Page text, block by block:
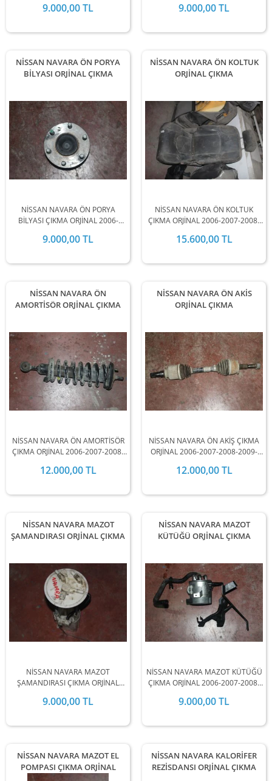
2015-2016-2017-2018-2019
STOKLARIMIZDA MEVCUTTUR.
9.000,00 TL
2014-2015-2016-2017-2018-2019
STOKLARIMIZDA MEVCUTTUR.
9.000,00 TL
NİSSAN NAVARA ÖN PORYA
BİLYASI ORJİNAL ÇIKMA
NİSSAN NAVARA ÖN PORYA
BİLYASI ÇIKMA ORJİNAL 2006-
2013-2014-2015-2016-2017-2018-
STOKLARIMIZDA MEVCUTTUR.
9.000,00 TL
NİSSAN NAVARA ÖN KOLTUK
ORJİNAL ÇIKMA
NİSSAN NAVARA ÖN KOLTUK
ÇIKMA ORJİNAL 2006-2007-2008-
2015-2016-2017-2018-2019
STOKLARIMIZDA MEVCUTTUR.
15.600,00 TL
NİSSAN NAVARA ÖN
AMORTİSÖR ORJİNAL ÇIKMA
NİSSAN NAVARA ÖN AMORTİSÖR
ÇIKMA ORJİNAL 2006-2007-2008-
2015-2016-2017-2018-2019
STOKLARIMIZDA MEVCUTTUR.
12.000,00 TL
NİSSAN NAVARA ÖN AKİS
ORJİNAL ÇIKMA
NİSSAN NAVARA ÖN AKİŞ ÇIKMA
ORJİNAL 2006-2007-2008-2009-
2016-2017-2018-2019 MODEL
MEVCUTTUR.
12.000,00 TL
NİSSAN NAVARA MAZOT
ŞAMANDIRASI ORJİNAL ÇIKMA
NİSSAN NAVARA MAZOT
ŞAMANDIRASI ÇIKMA ORJİNAL
2012-2013-2014-2015-2016-2017-
STOKLARIMIZDA MEVCUTTUR.
9.000,00 TL
NİSSAN NAVARA MAZOT
KÜTÜĞÜ ORJİNAL ÇIKMA
NİSSAN NAVARA MAZOT KÜTÜĞÜ
ÇIKMA ORJİNAL 2006-2007-2008-
2015-2016-2017-2018-2019
STOKLARIMIZDA MEVCUTTUR.
9.000,00 TL
NİSSAN NAVARA MAZOT EL
POMPASI ÇIKMA ORJİNAL
NİSSAN NAVARA KALORİFER
REZİSDANSI ORJİNAL ÇIKMA